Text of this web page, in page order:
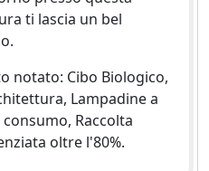
ti lascia un bel
notato: Cibo Biologico,
Lampadine a
consumo, Raccolta
oltre l'80%.